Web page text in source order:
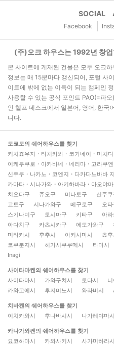
SOCIAL
Facebook
(주)오크 하우스는 1992년 창
본 사이트에 게재된 건물은 모두 오크
정보는 매 15분마다 갱신되어, 포털 사
이트에 밖에 없는 이득이 되는 캠페인
사용할 수 있는 공식 포인트 PAO(=파
인 헬프 데스크에서 일본어, 영어, 한국
니다.
도쿄도의 쉐어하우스를 찾기
키치죠우지・타치카와・코가네이・마치
이케부쿠로・아카바네・네리마・고라쿠
신주쿠・나카노・코엔지・다카다노바바
카마타・시나가와・아키하바라・아오야
치요다구
쥬오구 미나토구 신주쿠
고토구
시나가와구 메구로구 오
스기나미구
토시마구 키타구 아
아다치구
카츠시카구 에도가와구
미타카시
후추시 아키시마시 쵸후
코쿠분지시
히가시쿠루메시 타마시
Inagi
사이타마켄의 쉐어하우스를 찾기
사이타마시
가와구치시 토다시
카와고에시
후지미노시 와라비시
치바켄의 쉐어하우스를 찾기
이치카와시
후나바시시 나가레야마시
카나가와켄의 쉐어하우스를 찾기
요코하마시
카와사키시 사가미하라시